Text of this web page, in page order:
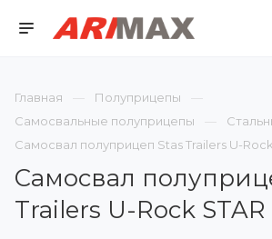
Главная
Полуприцепы
Самосвальные полуприцепы
Самосвал полуприцеп Stas Trailers U-Rock
Самосвал
Trailers U-Rock STAR